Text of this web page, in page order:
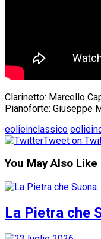
Clarinetto: Marcello
Pianoforte: Giuseppe
eolieinclassico
Tweet on
You May Also Like
La Pietra che